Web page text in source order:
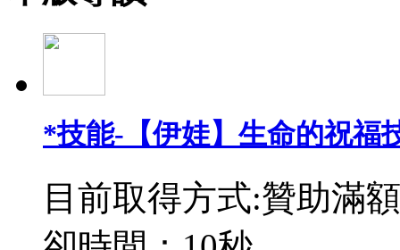
*技能-【伊娃】生命的祝福
目前取得方式:贊助滿